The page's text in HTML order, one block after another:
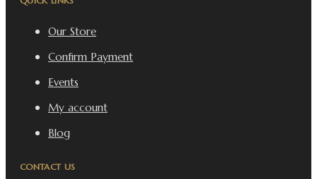
Our Store
Confirm Payment
Events
My account
Blog
CONTACT US